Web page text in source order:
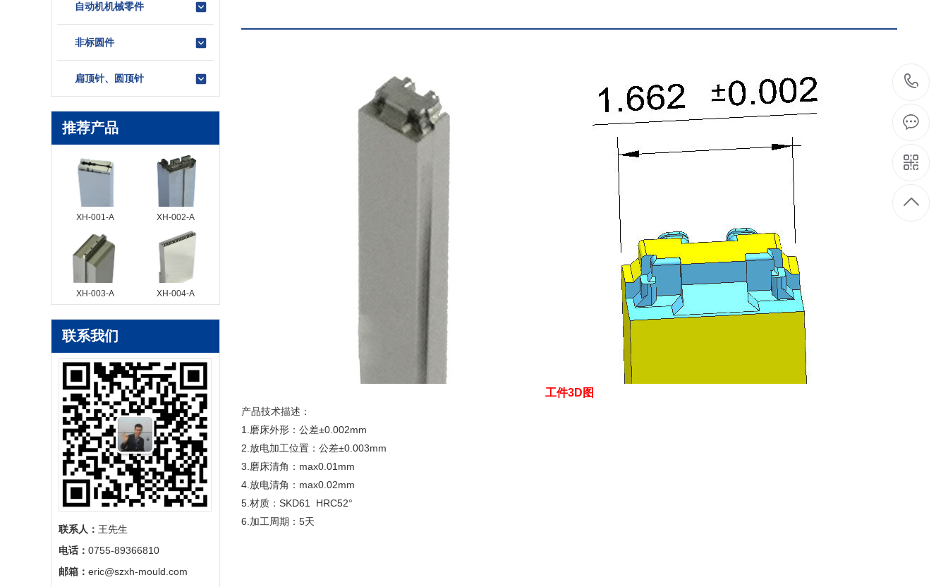
自动机机械零件
非标圆件
扁顶针、圆顶针
推荐产品
XH-001-A XH-002-A
XH-003-A XH-004-A
联系我们
联系人： 王先生
电话： 0755-89366810
邮箱： eric@szxh-mould.com
工件3D图
产品技术描述：
1.磨床外形：公差±0.002mm
2.放电加工位置：公差±0.003mm
3.磨床清角：max0.01mm
4.放电清角：max0.02mm
5.材质：SKD61 HRC52°
6.加工周期：5天